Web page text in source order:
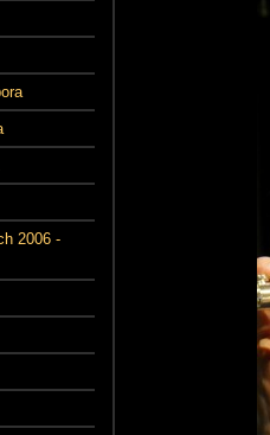
2006 -